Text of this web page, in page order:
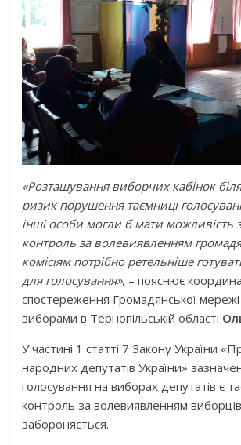
«Розташування виборчих кабінок
ризик порушення таємниці
інші особи могли б мати можливість
контроль за волевиявленням
комісіям потрібно ретельніше
для голосування», – пояснює
спостереження Громадянської
виборами в Тернопільській області
У частині 1 статті 7 Закону України
народних депутатів України»
голосування на виборах депутатів є
контроль за волевиявленням виборців
забороняється.